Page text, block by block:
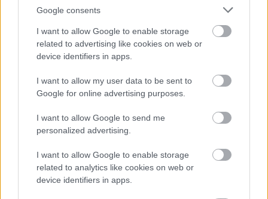
Google consents
I want to allow Google to enable storage
related to advertising like cookies on web or
device identifiers in apps.
I want to allow my user data to be sent to
Google for online advertising purposes.
I want to allow Google to send me
personalized advertising.
I want to allow Google to enable storage
related to analytics like cookies on web or
device identifiers in apps.
Υπηρεσίες καθαρισμού
Τηλεπικοινωνίες και υποστήριξη απασχόλησης
Δεύτερη πιλοτική φάση (29 Ιουνίου – 15
Εντάσσονται: